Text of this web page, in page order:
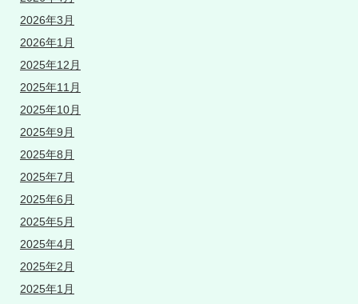
2026年3月
2026年1月
2025年12月
2025年11月
2025年10月
2025年9月
2025年8月
2025年7月
2025年6月
2025年5月
2025年4月
2025年2月
2025年1月